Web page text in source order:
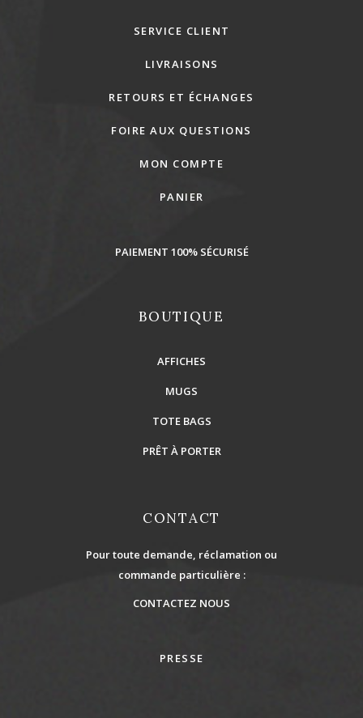
SERVICE CLIENT
LIVRAISONS
RETOURS ET ÉCHANGES
FOIRE AUX QUESTIONS
MON COMPTE
PANIER
PAIEMENT 100% SÉCURISÉ
BOUTIQUE
AFFICHES
MUGS
TOTE BAGS
PRÊT À PORTER
CONTACT
Pour toute demande, réclamation ou
commande particulière :
CONTACTEZ NOUS
PRESSE